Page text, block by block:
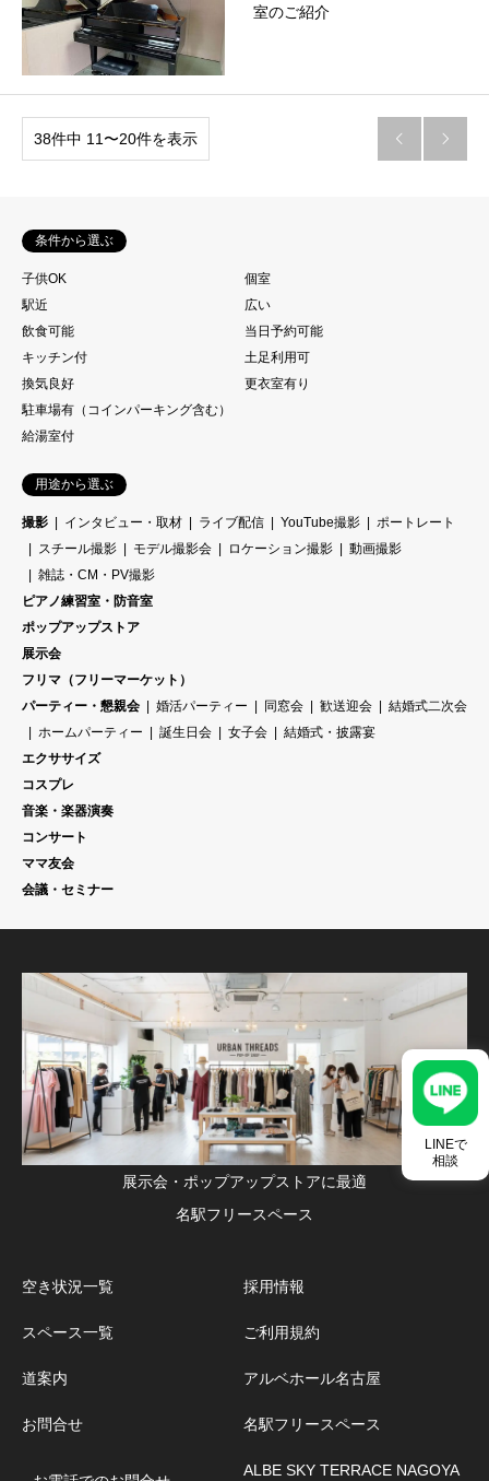
室のご紹介
38件中 11〜20件を表示  
LINEで
相談
条件から選ぶ
子供OK
個室
駅近
広い
飲食可能
当日予約可能
キッチン付
土足利用可
換気良好
更衣室有り
駐車場有（コインパーキング含む）
給湯室付
用途から選ぶ
撮影 インタビュー・取材 ライブ配信 YouTube撮影
ポートレート
スチール撮影
モデル撮影会 ロケーション撮影
動画撮影
雑誌・CM・PV撮影
ピアノ練習室・防音室
ポップアップストア
展示会
フリマ（フリーマーケット）
パーティー・懇親会
婚活パーティー 同窓会 歓送迎会
結婚式二次会
ホームパーティー
誕生日会 女子会
結婚式・披露宴
エクササイズ
コスプレ
音楽・楽器演奏
コンサート
ママ友会
会議・セミナー
展示会・ポップアップストアに最適
名駅フリースペース
空き状況一覧
スペース一覧
道案内
お問合せ
採用情報
ご利用規約
アルベホール名古屋
名駅フリースペース
ALBE SKY TERRACE NAGOYA